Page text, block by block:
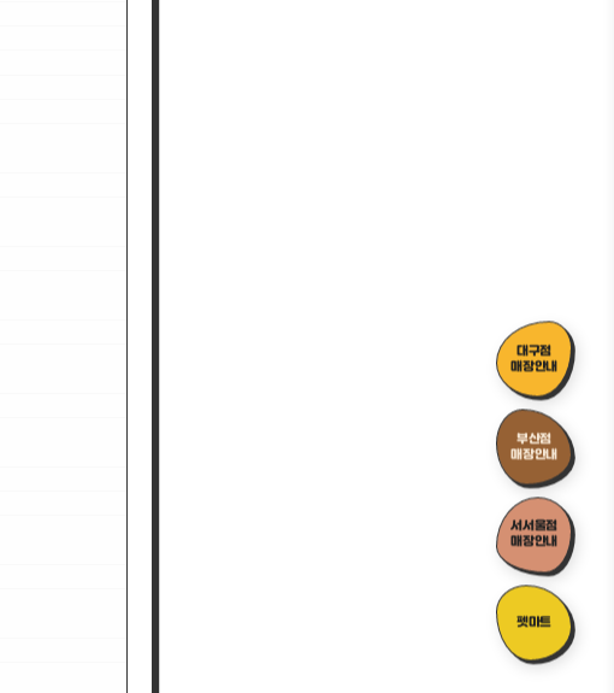
대구점
매장안내
부산점
매장안내
서서울점
매장안내
펫마트